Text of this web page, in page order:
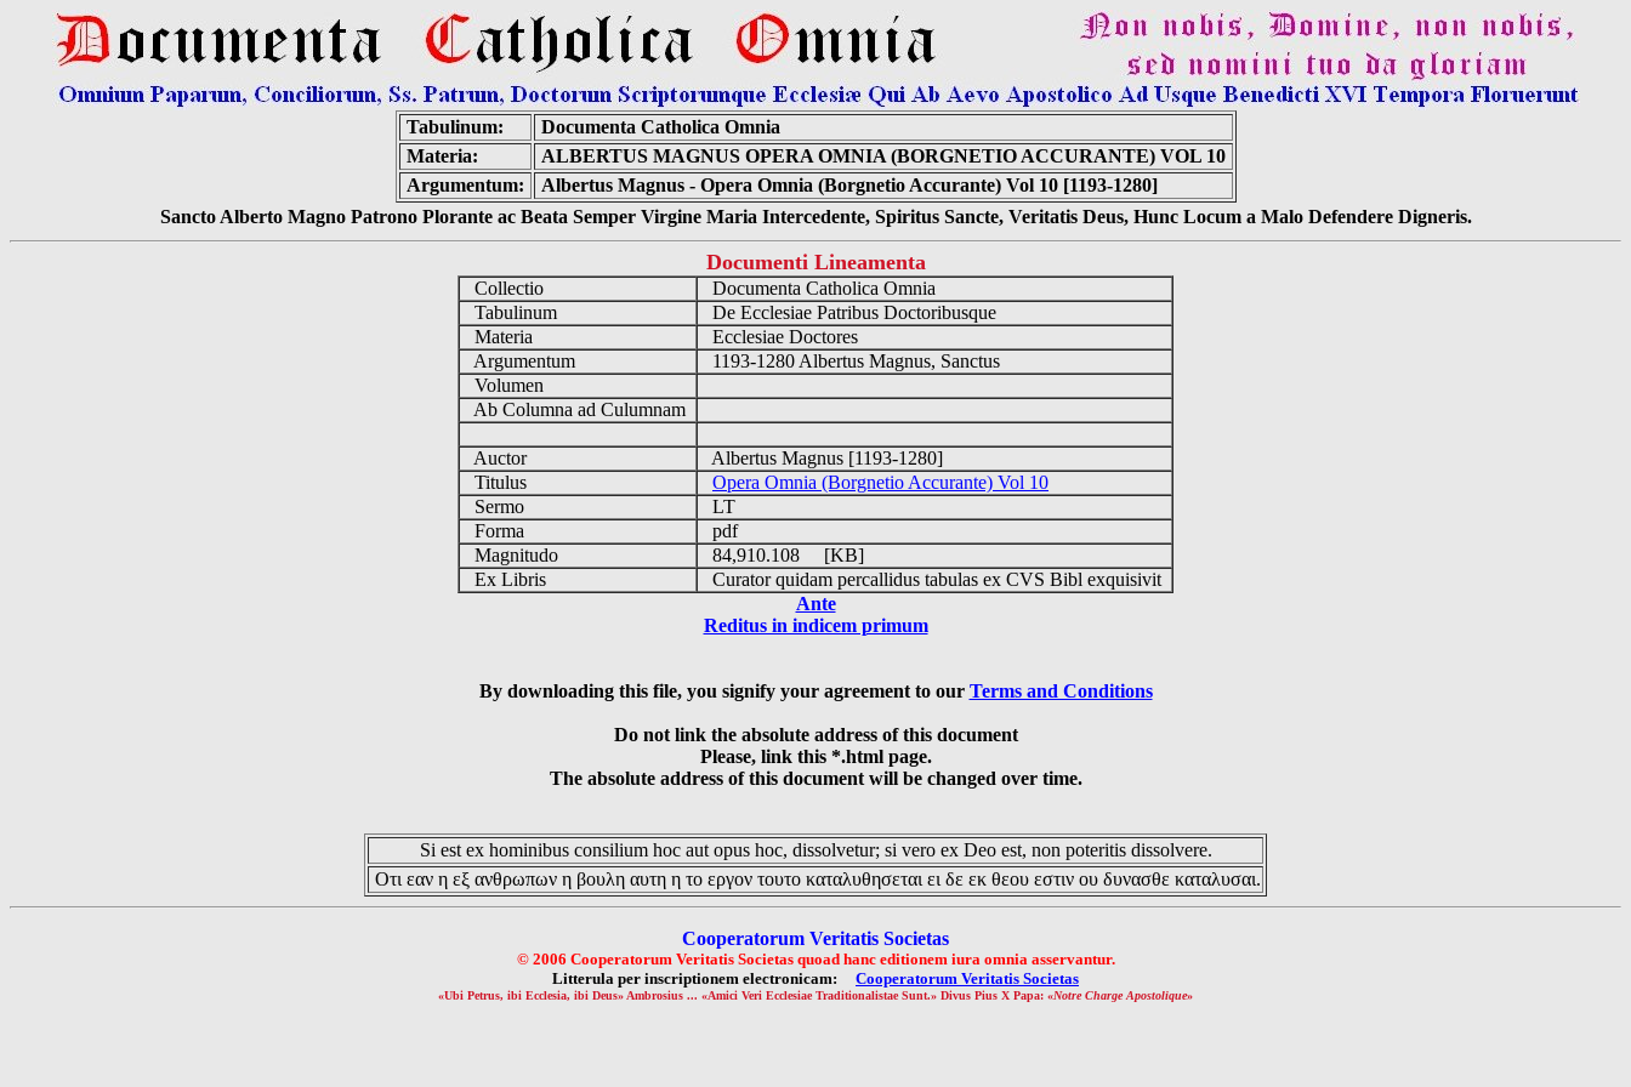
Tabulinum:
Documenta Catholica Omnia
Materia:
ALBERTUS MAGNUS OPERA OMNIA (BORGNETIO ACCURANTE) VOL 10
Argumentum:
Albertus Magnus - Opera Omnia (Borgnetio Accurante) Vol 10 [1193-1280]
Sancto Alberto Magno Patrono Plorante ac Beata Semper Virgine Maria Intercedente, Spiritus Sancte, Veritatis Deus, Hunc Locum a Malo Defendere Digneris.
Documenti Lineamenta
Collectio
Documenta Catholica Omnia
Tabulinum
De Ecclesiae Patribus Doctoribusque
Materia
Ecclesiae Doctores
Argumentum
1193-1280 Albertus Magnus, Sanctus
Volumen
Ab Columna ad Culumnam
Auctor
Albertus Magnus [1193-1280]
Titulus
Opera Omnia (Borgnetio Accurante) Vol 10
Sermo
LT
Forma
pdf
Magnitudo
84,910.108 [KB]
Ex Libris
Curator quidam percallidus tabulas ex CVS Bibl exquisivit
Ante
Reditus in indicem primum
By downloading this file, you signify your agreement to our Terms and Conditions
Do not link the absolute address of this document
Please, link this *.html page.
The absolute address of this document will be changed over time.
Si est ex hominibus consilium hoc aut opus hoc, dissolvetur; si vero ex Deo est, non poteritis dissolvere.
Οτι εαν η εξ ανθρωπων η βουλη αυτη η το εργον τουτο καταλυθησεται ει δε εκ θεου εστιν ου δυνασθε καταλυσαι.
Cooperatorum Veritatis Societas
© 2006 Cooperatorum Veritatis Societas quoad hanc editionem iura omnia asservantur.
Litterula per inscriptionem electronicam: Cooperatorum Veritatis Societas
«Ubi Petrus, ibi Ecclesia, ibi Deus» Ambrosius ... «Amici Veri Ecclesiae Traditionalistae Sunt.» Divus Pius X Papa: «Notre Charge Apostolique»